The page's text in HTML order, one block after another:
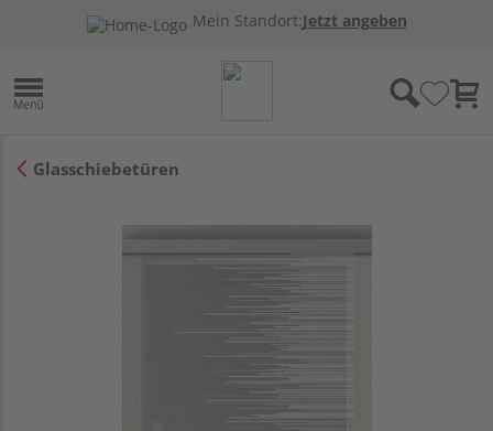
Mein Standort:Jetzt angeben
Glasschiebetüren